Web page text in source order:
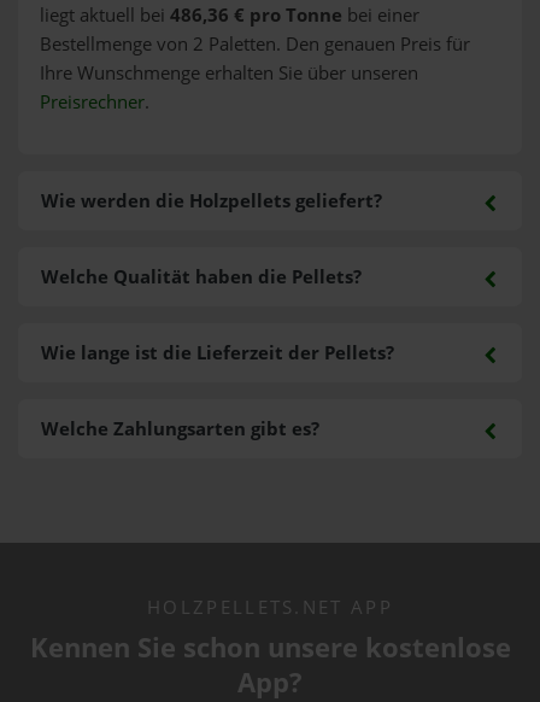
liegt aktuell bei 486,36 € pro Tonne bei einer
Bestellmenge von 2 Paletten. Den genauen Preis für
Ihre Wunschmenge erhalten Sie über unseren
Preisrechner.
Wie werden die Holzpellets geliefert?
Welche Zahlungsarten gibt es?
Welche Qualität haben die Pellets?
Wie lange ist die Lieferzeit der Pellets?
HOLZPELLETS.NET APP
Kennen Sie schon unsere kostenlose
App?